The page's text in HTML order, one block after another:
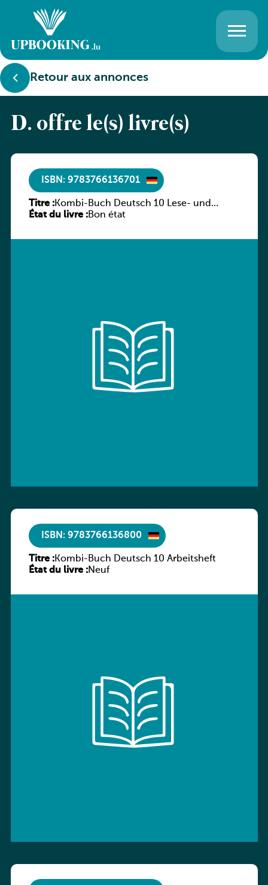
Retour aux annonces
D. offre le(s) livre(s)
ISBN: 9783766136701
Titre :Kombi-Buch Deutsch 10 Lese- und
Sprachbuch
État du livre :Bon état
ISBN: 9783766136800
Titre :Kombi-Buch Deutsch 10 Arbeitsheft
État du livre :Neuf